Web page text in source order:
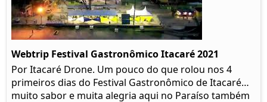
Webtrip Festival Gastronômico Itacaré 2021
Por Itacaré Drone. Um pouco do que rolou nos 4
primeiros dias do Festival Gastronômico de Itacaré…
muito sabor e muita alegria aqui no Paraíso também